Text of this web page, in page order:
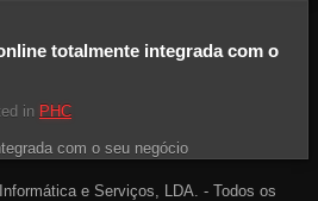
totalmente integrada com o
in PHC
com o seu negócio
e Serviços, LDA. - Todos os